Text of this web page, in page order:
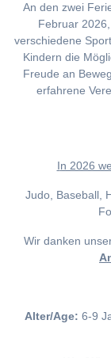
An den zwei
Februar
verschiedene
Kindern die
Freude an
erfahrene
In 2026
Judo, Baseball,
Wir danken
Alter/Age: 6-9